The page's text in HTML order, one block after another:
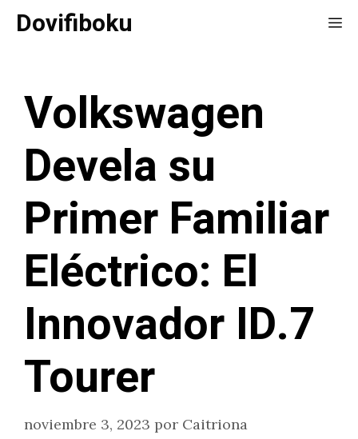
SaltarDovifiboku
Volkswagen
Devela su
Primer Familiar
Eléctrico: El
Innovador ID.7
Tourer
noviembre 3, 2023 por Caitriona